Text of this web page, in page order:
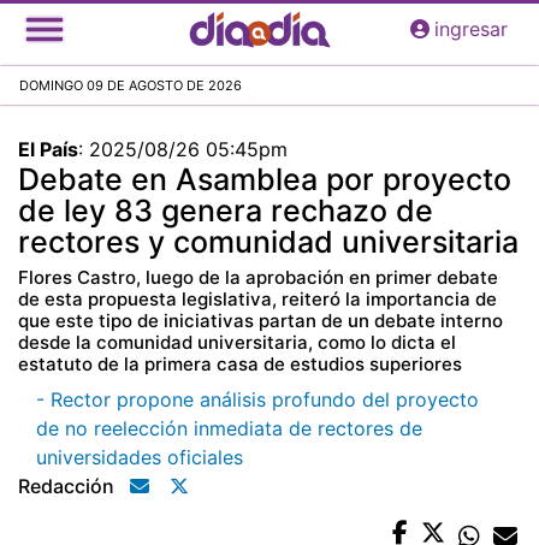
Pasar
al
principal
ingresar
DOMINGO 09 DE AGOSTO DE 2026
El País: 2025/08/26 05:45pm
Debate en Asamblea por proyecto
de ley 83 genera rechazo de
rectores y comunidad universitaria
Flores Castro, luego de la aprobación en primer debate
de esta propuesta legislativa, reiteró la importancia de
que este tipo de iniciativas partan de un debate interno
desde la comunidad universitaria, como lo dicta el
estatuto de la primera casa de estudios superiores
- Rector propone análisis profundo del proyecto
de no reelección inmediata de rectores de
universidades oficiales
Redacción